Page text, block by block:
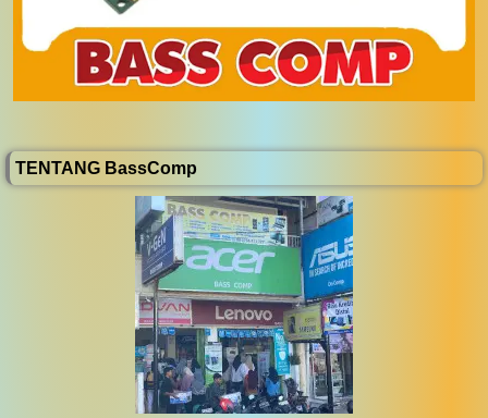
TENTANG BassComp